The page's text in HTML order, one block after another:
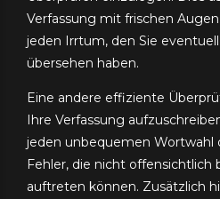
Verfassung mit frischen
jeden Irrtum, den Sie
übersehen haben.
Eine andere effiziente
Ihre Verfassung
jeden unbequemen Wortwahl
Fehler, die nicht offensichtlich
auftreten können. Zusätzlich